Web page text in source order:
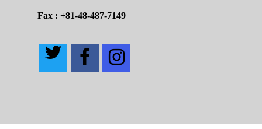
Fax : +81-48-487-7149